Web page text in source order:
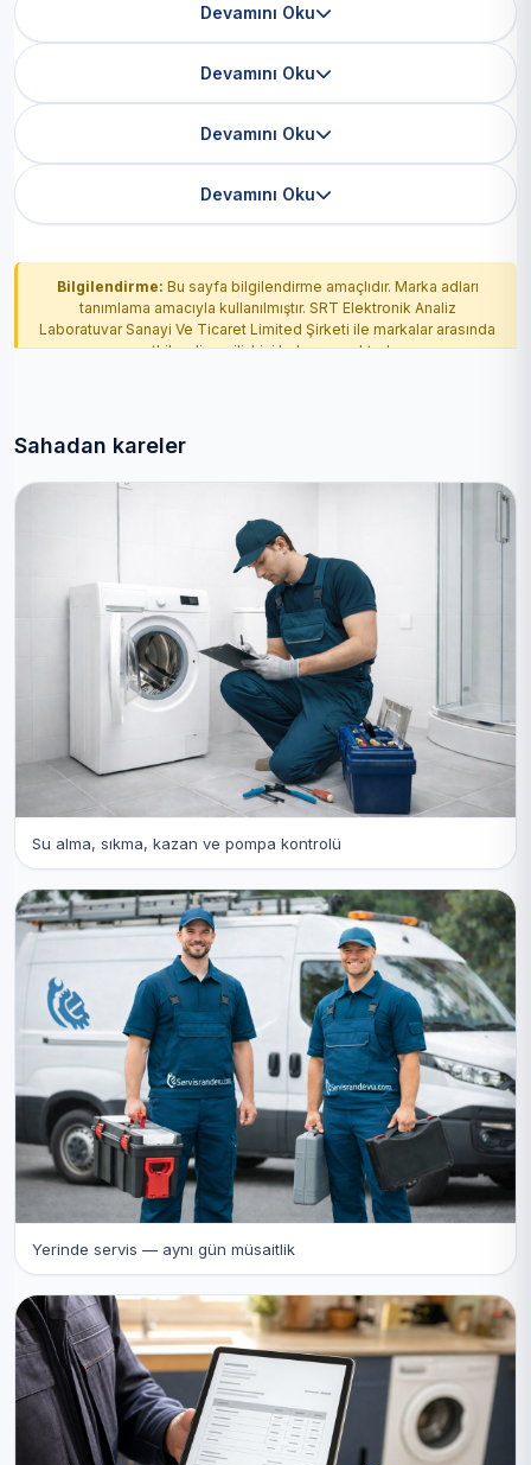
Devamını Oku
Devamını Oku
Devamını Oku
Devamını Oku
Bilgilendirme: Bu sayfa bilgilendirme amaçlıdır. Marka adları
tanımlama amacıyla kullanılmıştır. SRT Elektronik Analiz
Laboratuvar Sanayi Ve Ticaret Limited Şirketi ile markalar arasında
yetkilendirme ilişkisi bulunmamaktadır.
Sahadan kareler
Su alma, sıkma, kazan ve pompa kontrolü
Yerinde servis — aynı gün müsaitlik